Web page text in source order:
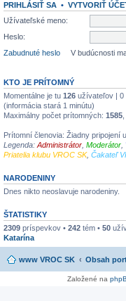
PRIHLÁSIŤ SA • VYTVORIŤ
Užívateľské meno:
Heslo:
Zabudnuté heslo
V budúcnosti
KTO JE PRÍTOMNÝ
Momentálne je tu 126 užívateľov | 0
(informácia stará 1 minútu)
Maximálny počet prítomných: 1585
Prítomní členovia: Žiadny pripojení
Legenda: Administrátor Moderátor
Priatelia klubu VROC SK, Čakateľ
NARODENINY
Dnes nikto neoslavuje narodeniny.
ŠTATISTIKY
2309 príspevkov • 242 tém • 50
Katarína
www VROC SK Obsah
Založené na